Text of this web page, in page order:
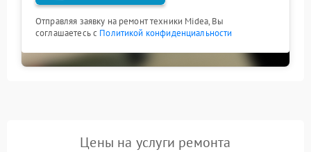
Отправляя заявку на ремонт техники Midea, Вы
соглашаетесь с Политикой конфиденциальности
Цены на услуги ремонта